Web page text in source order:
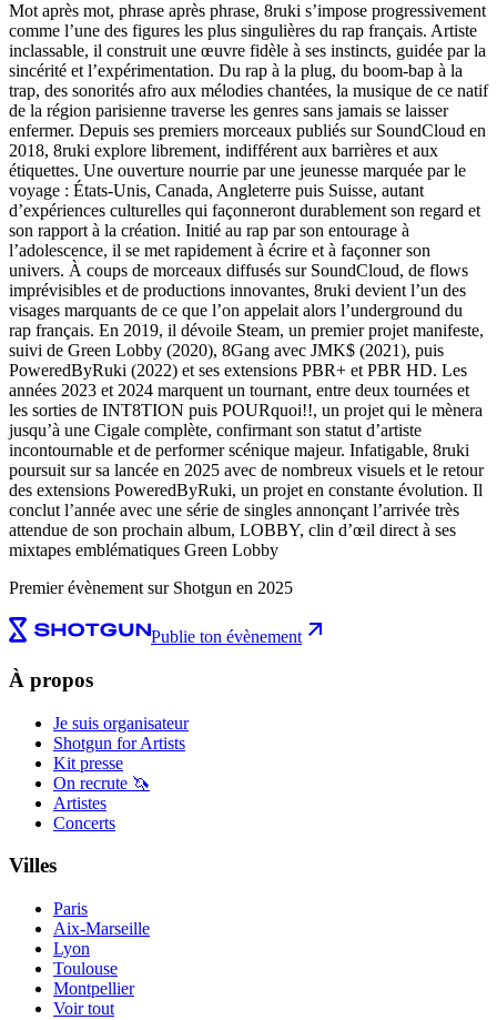
Mot après mot, phrase après phrase, 8ruki s’impose progressivement
comme l’une des figures les plus singulières du rap français. Artiste
inclassable, il construit une œuvre fidèle à ses instincts, guidée par la
sincérité et l’expérimentation. Du rap à la plug, du boom-bap à la
trap, des sonorités afro aux mélodies chantées, la musique de ce natif
de la région parisienne traverse les genres sans jamais se laisser
enfermer. Depuis ses premiers morceaux publiés sur SoundCloud en
2018, 8ruki explore librement, indifférent aux barrières et aux
étiquettes. Une ouverture nourrie par une jeunesse marquée par le
voyage : États-Unis, Canada, Angleterre puis Suisse, autant
d’expériences culturelles qui façonneront durablement son regard et
son rapport à la création. Initié au rap par son entourage à
l’adolescence, il se met rapidement à écrire et à façonner son
univers. À coups de morceaux diffusés sur SoundCloud, de flows
imprévisibles et de productions innovantes, 8ruki devient l’un des
visages marquants de ce que l’on appelait alors l’underground du
rap français. En 2019, il dévoile Steam, un premier projet manifeste,
suivi de Green Lobby (2020), 8Gang avec JMK$ (2021), puis
PoweredByRuki (2022) et ses extensions PBR+ et PBR HD. Les
années 2023 et 2024 marquent un tournant, entre deux tournées et
les sorties de INT8TION puis POURquoi!!, un projet qui le mènera
jusqu’à une Cigale complète, confirmant son statut d’artiste
incontournable et de performer scénique majeur. Infatigable, 8ruki
poursuit sur sa lancée en 2025 avec de nombreux visuels et le retour
des extensions PoweredByRuki, un projet en constante évolution. Il
conclut l’année avec une série de singles annonçant l’arrivée très
attendue de son prochain album, LOBBY, clin d’œil direct à ses
mixtapes emblématiques Green Lobby
Premier évènement sur Shotgun en 2025
Publie ton évènement
À propos
Je suis organisateur
Shotgun for Artists
Kit presse
On recrute 🦄
Artistes
Concerts
Villes
Paris
Aix-Marseille
Lyon
Toulouse
Montpellier
Voir tout